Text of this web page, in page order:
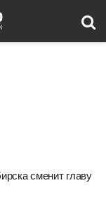
сменит главу